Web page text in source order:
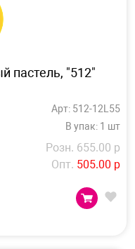
пастель, "512"
Арт: 512-12L55
В упак: 1 шт
Розн. 655.00 р
Опт. 505.00 р